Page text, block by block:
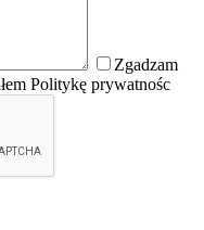
Zgadzam
Politykę prywatnośc